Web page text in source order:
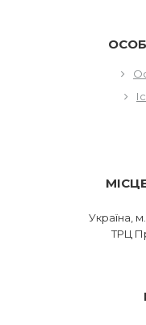
Україна,
ТРЦ